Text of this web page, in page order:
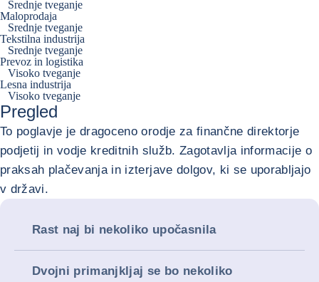
Srednje tveganje
Maloprodaja
Srednje tveganje
Tekstilna industrija
Srednje tveganje
Prevoz in logistika
Visoko tveganje
Lesna industrija
Visoko tveganje
Pregled
To poglavje je dragoceno orodje za finančne direktorje
podjetij in vodje kreditnih služb. Zagotavlja informacije o
praksah plačevanja in izterjave dolgov, ki se uporabljajo
v državi.
Rast naj bi nekoliko upočasnila
Dvojni primanjkljaj se bo nekoliko